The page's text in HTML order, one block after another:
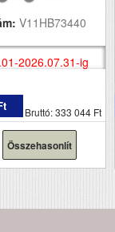
V11HB73440
2026.07.31-ig
Bruttó: 333 044 Ft
Összehasonlít